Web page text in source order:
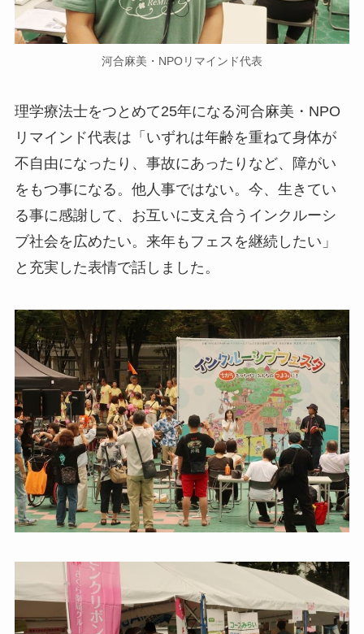
河合麻美・NPOリマインド代表
理学療法士をつとめて25年になる河合麻美・NPO
リマインド代表は「いずれは年齢を重ねて身体が
不自由になったり、事故にあったりなど、障がい
をもつ事になる。他人事ではない。今、生きてい
る事に感謝して、お互いに支え合うインクルーシ
ブ社会を広めたい。来年もフェスを継続したい」
と充実した表情で話しました。